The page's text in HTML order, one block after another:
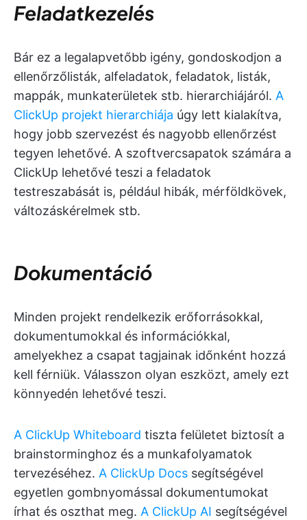
Feladatkezelés
Bár ez a legalapvetőbb igény, gondoskodjon a
ellenőrzőlisták, alfeladatok, feladatok, listák,
mappák, munkaterületek stb. hierarchiájáról. A
ClickUp projekt hierarchiája úgy lett kialakítva,
hogy jobb szervezést és nagyobb ellenőrzést
tegyen lehetővé. A szoftvercsapatok számára a
ClickUp lehetővé teszi a feladatok
testreszabását is, például hibák, mérföldkövek,
változáskérelmek stb.
Dokumentáció
Minden projekt rendelkezik erőforrásokkal,
dokumentumokkal és információkkal,
amelyekhez a csapat tagjainak időnként hozzá
kell férniük. Válasszon olyan eszközt, amely ezt
könnyedén lehetővé teszi.
A ClickUp Whiteboard tiszta felületet biztosít a
brainstorminghoz és a munkafolyamatok
tervezéséhez. A ClickUp Docs segítségével
egyetlen gombnyomással dokumentumokat
írhat és oszthat meg. A ClickUp AI segítségével